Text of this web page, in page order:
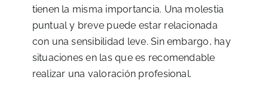
tienen la misma importancia. Una molestia
puntual y breve puede estar relacionada
con una sensibilidad leve. Sin embargo, hay
situaciones en las que es recomendable
realizar una valoración profesional.